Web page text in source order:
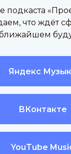
подкаста
что ждёт
Яндекс
ВКонтакте
YouTube